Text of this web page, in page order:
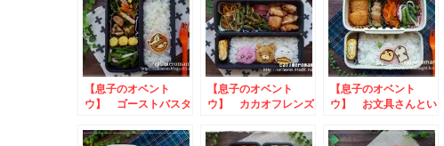
【息子のオベント
ウ】 ゴーストバスタ
【息子のオベント
ウ】 カカオフレンズ
【息子のオベント
ウ】 お文具さんとい
お弁当